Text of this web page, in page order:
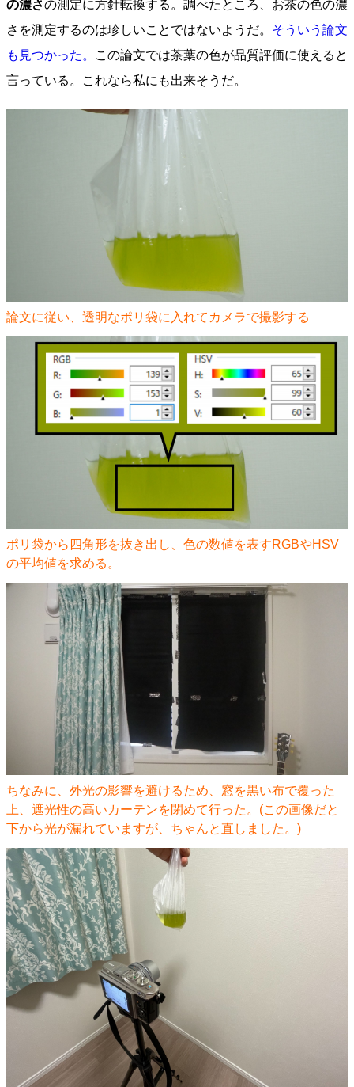
の濃さの測定に方針転換する。調べたところ、お茶の色の濃
さを測定するのは珍しいことではないようだ。 そういう論文
も見つかった。
この論文では茶葉の色が品質評価に使えると
言っている。これなら私にも出来そうだ。
論文に従い、透明なポリ袋に入れてカメラで撮影する
ポリ袋から四角形を抜き出し、色の数値を表すRGBやHSV
の平均値を求める。
ちなみに、外光の影響を避けるため、窓を黒い布で覆った
上、遮光性の高いカーテンを閉めて行った。(この画像だと
下から光が漏れていますが、ちゃんと直しました。)